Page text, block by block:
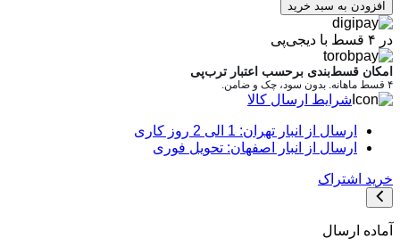
افزودن به سبد خرید
در ۴ قسط با دیجی‌پی
امکان قسط‌بندی برحسب اعتبار ترب‌پی
۴ قسط ماهانه. بدون سود، چک و ضامن.
شرایط ارسال کالا
ارسال از انبار تهران: 1 الی 2 روز کاری
ارسال از انبار اصفهان: تحویل فوری
خرید اشتراک
آماده ارسال